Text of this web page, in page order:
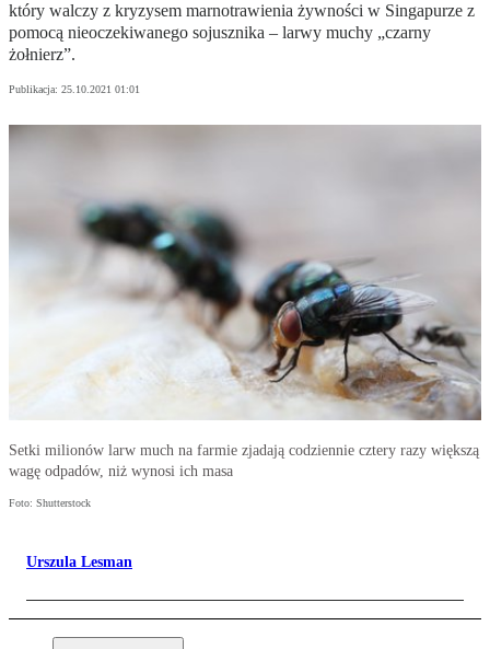
który walczy z kryzysem marnotrawienia żywności w Singapurze z
pomocą nieoczekiwanego sojusznika – larwy muchy „czarny
żołnierz”.
Publikacja: 25.10.2021 01:01
Setki milionów larw much na farmie zjadają codziennie cztery razy większą
wagę odpadów, niż wynosi ich masa
Foto: Shutterstock
Urszula Lesman